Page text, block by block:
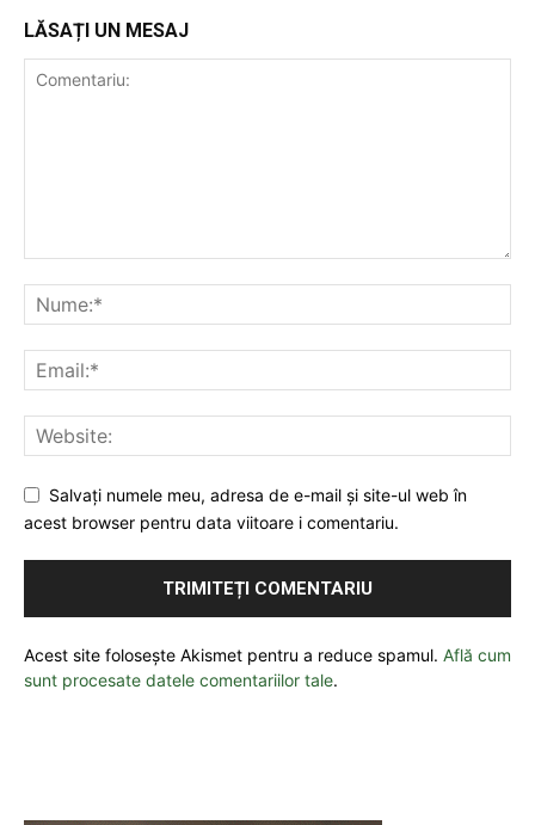
LĂSAȚI UN MESAJ
Salvați numele meu, adresa de e-mail și site-ul web în
acest browser pentru data viitoare i comentariu.
Acest site folosește Akismet pentru a reduce spamul. Află cum
sunt procesate datele comentariilor tale.